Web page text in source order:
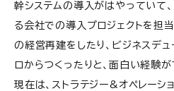
幹システムの導入がはやっていて
る会社での導入プロジェクトを担
の経営再建をしたり、ビジネスデ
ロからつくったりと、面白い経験が
現在は、ストラテジー&オペレーシ